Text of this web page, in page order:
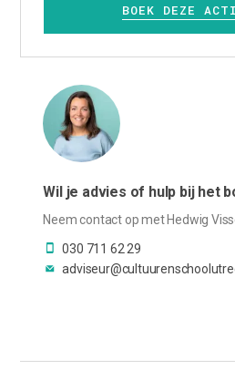
BOEK DEZE
Wil je advies of hulp bij het
Neem contact op met Hedwig
030 711 62 29